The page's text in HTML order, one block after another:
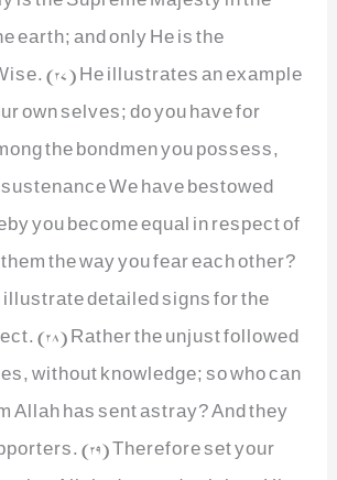
earth; and only He is the
(27) He illustrates an example
own selves; do you have for
the bondmen you possess,
We have bestowed
you become equal in respect of
the way you fear each other?
illustrate detailed signs for the
(28) Rather the unjust followed
without knowledge; so who can
Allah has sent astray? And they
(29) Therefore set your